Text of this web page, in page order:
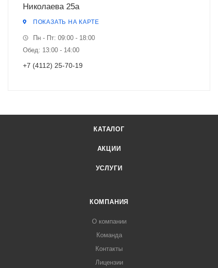
Николаева 25а
ПОКАЗАТЬ НА КАРТЕ
Пн - Пт: 09:00 - 18:00
Обед: 13:00 - 14:00
+7 (4112) 25-70-19
КАТАЛОГ
АКЦИИ
УСЛУГИ
КОМПАНИЯ
О компании
Команда
Контакты
Лицензии